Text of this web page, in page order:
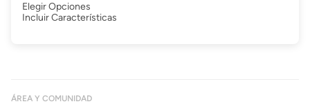
Elegir Opciones
Incluir Características
ÁREA Y COMUNIDAD